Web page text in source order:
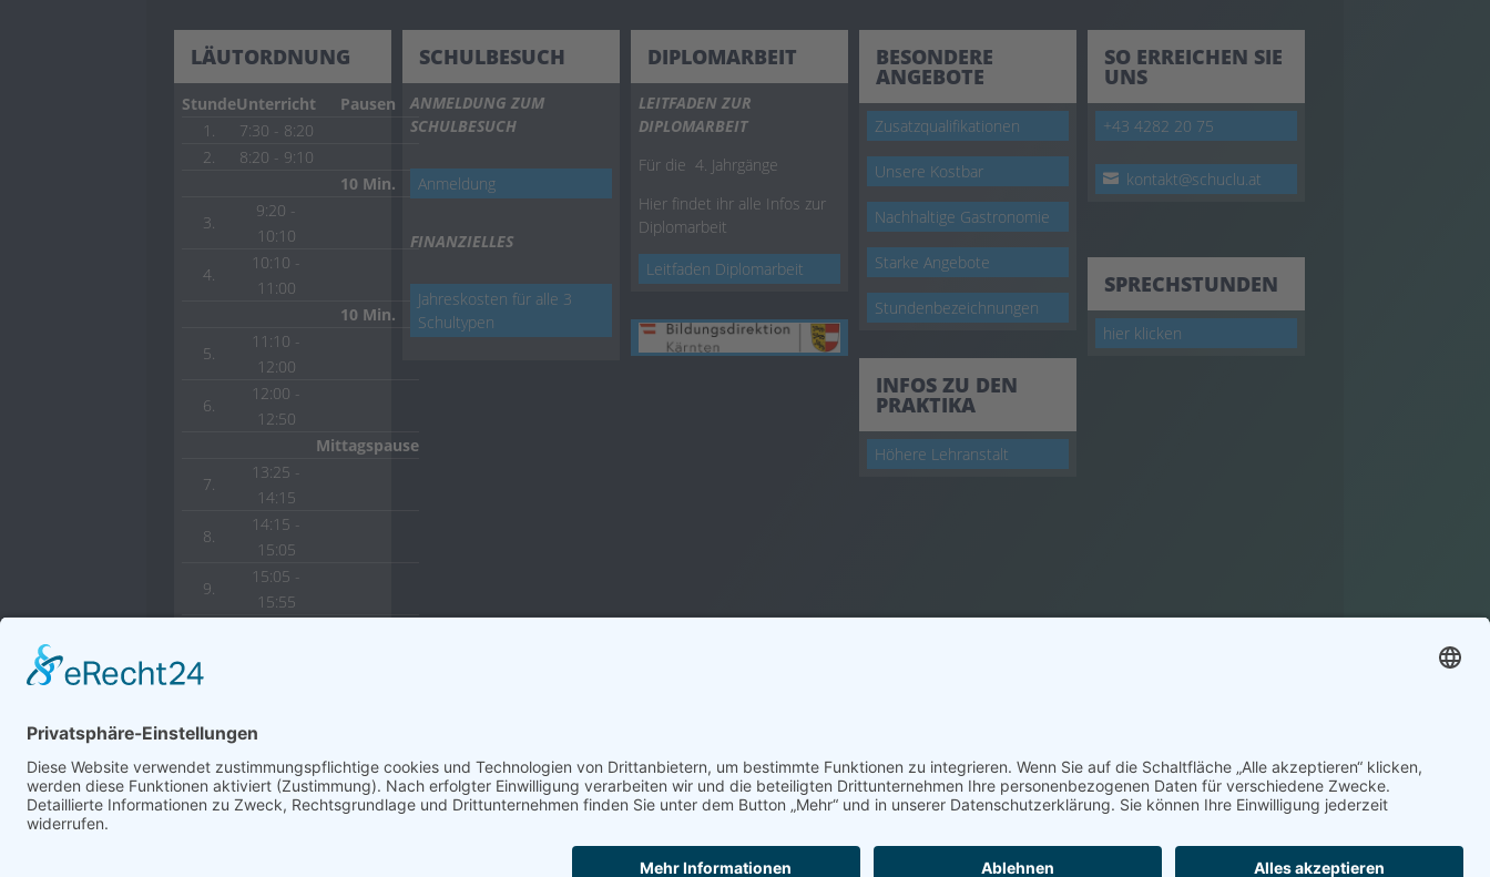
LÄUTORDNUNG
StundeUnterricht
Pausen
1.
7:30 - 8:20
2.
8:20 - 9:10
10 Min.
3.
9:20 -
10:10
4.
10:10 -
11:00
10 Min.
5.
11:10 -
12:00
6.
12:00 -
12:50
Mittagspause
7.
13:25 -
14:15
8.
14:15 -
15:05
9.
15:05 -
15:55
SCHULBESUCH
ANMELDUNG ZUM
SCHULBESUCH
Anmeldung
FINANZIELLES
Jahreskosten für alle 3
Schultypen
DIPLOMARBEIT
LEITFADEN ZUR
DIPLOMARBEIT
Für die 4. Jahrgänge
Hier findet ihr alle Infos zur
Diplomarbeit
Leitfaden Diplomarbeit
BESONDERE
ANGEBOTE
Zusatzqualifikationen
Unsere Kostbar
Nachhaltige Gastronomie
Starke Angebote
Stundenbezeichnungen
INFOS ZU DEN
PRAKTIKA
Höhere Lehranstalt
SO ERREICHEN SIE
UNS
+43 4282 20 75
kontakt@schuclu.at
SPRECHSTUNDEN
hier klicken
Creativomedia GmbH Impressum Datenschutz Kontakt